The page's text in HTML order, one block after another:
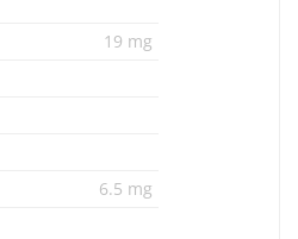
19 mg
6.5 mg